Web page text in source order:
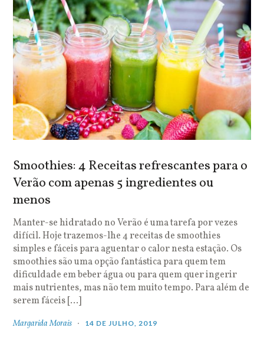
Smoothies: 4 Receitas refrescantes para o
Verão com apenas 5 ingredientes ou
menos
Manter-se hidratado no Verão é uma tarefa por vezes
difícil. Hoje trazemos-lhe 4 receitas de smoothies
simples e fáceis para aguentar o calor nesta estação. Os
smoothies são uma opção fantástica para quem tem
dificuldade em beber água ou para quem quer ingerir
mais nutrientes, mas não tem muito tempo. Para além de
serem fáceis […]
Margarida Morais 14 DE JULHO, 2019